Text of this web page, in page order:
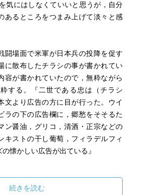
気にはしなくていいと思うが，自分
あるところをつまみ上げて淡々と感
闘場面で米軍が日本兵の投降を促す
に散布したチラシの事が書かれてい
容が書かれていたので，無粋ながら
する。『二世である忠は（チラシ
文より広告の方に目が行った。ウイ
ラの下の広告欄に，郷愁をそそるた
ン醤油，グリコ，清酒・正宗などの
キストの干し葡萄，フィラデルフィ
懐かしい広告が出ている』
の広告まで載っているのだろう。戦
続きを読む